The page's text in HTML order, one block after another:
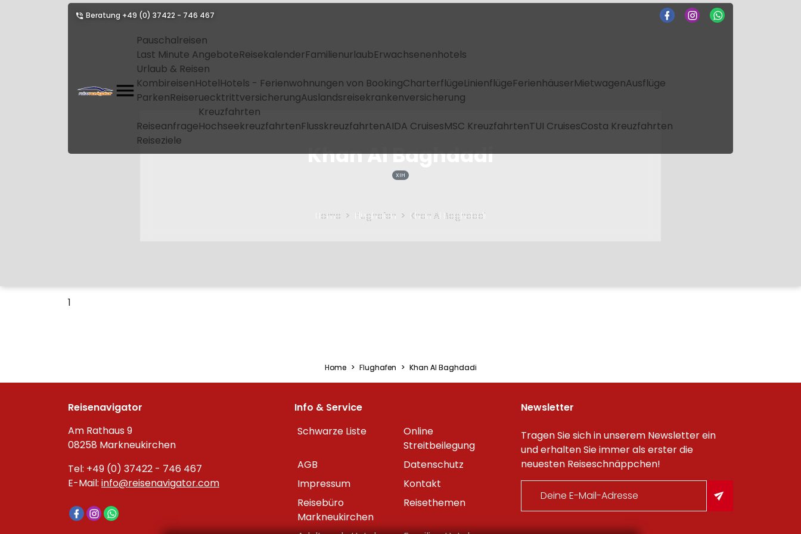
Beratung +49 (0) 37422 - 746 467
Pauschalreisen
Last Minute AngeboteReisekalenderFamilienurlaubErwachsenenhotels
Urlaub & Reisen
KombireisenHotelHotels - Ferienwohnungen von BookingCharterflügeLinienflügeFerienhäuserMietwagenAusflüge
ParkenReiseruecktrittversicherungAuslandsreisekrankenversicherung
Reiseanfrage
Kreuzfahrten
HochseekreuzfahrtenFlusskreuzfahrtenAIDA CruisesMSC KreuzfahrtenTUI CruisesCosta Kreuzfahrten
Reiseziele
Khan Al Baghdadi
XIH
Home Flughafen Khan Al Baghdadi
1
Home Flughafen Khan Al Baghdadi
Reisenavigator
Am Rathaus 9
08258 Markneukirchen
Tel: +49 (0) 37422 - 746 467
E-Mail: info@reisenavigator.com
Info & Service
Schwarze Liste
Online
Streitbeilegung
AGB
Datenschutz
Impressum
Kontakt
Reisebüro
Markneukirchen
Reisethemen
Newsletter
Tragen Sie sich in unserem Newsletter ein
und erhalten Sie immer als erster die
neuesten Reiseschnäppchen!